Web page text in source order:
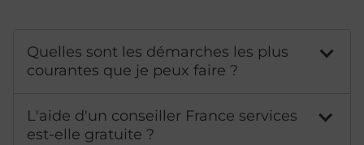
Quelles sont les démarches les plus
courantes que je peux faire ?
L'aide d'un conseiller France services
est-elle gratuite ?